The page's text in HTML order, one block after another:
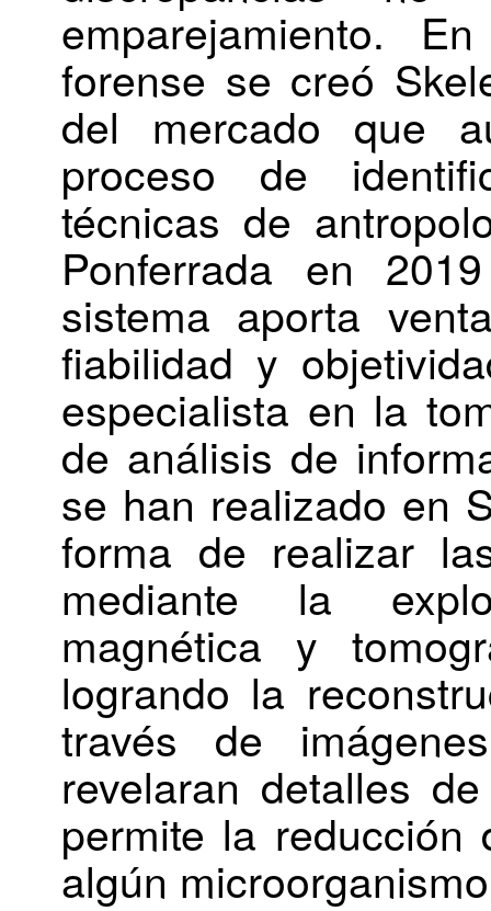
emparejamiento.
forense se creó
del mercado que
proceso de
técnicas de
Ponferrada en
sistema aporta
fiabilidad y
especialista en la
de análisis de
se han realizado en
forma de realizar
mediante la
magnética y
logrando la
través de
revelaran detalles
permite la
algún